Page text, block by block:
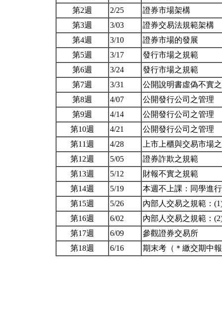
第2週
2/25
證券市場架構
第3週
3/03
證券交易法規範架構
第4週
3/10
證券市場的發展
第5週
3/17
發行市場之規範
第6週
3/24
發行市場之規範
第7週
3/31
公開說明書虛偽不實
第8週
4/07
公開發行公司之管理
第9週
4/14
公開發行公司之管理
第10週
4/21
公開發行公司之管理
第11週
4/28
上市上櫃與交易市場
第12週
5/05
證券詐欺之規範
第13週
5/12
財報不實之規範
第14週
5/19
本週不上課：同學進
第15週
5/26
內部人交易之規範：
第16週
6/02
內部人交易之規範：
第17週
6/09
參觀證券交易所
第18週
6/16 期末考（＊繳交期中